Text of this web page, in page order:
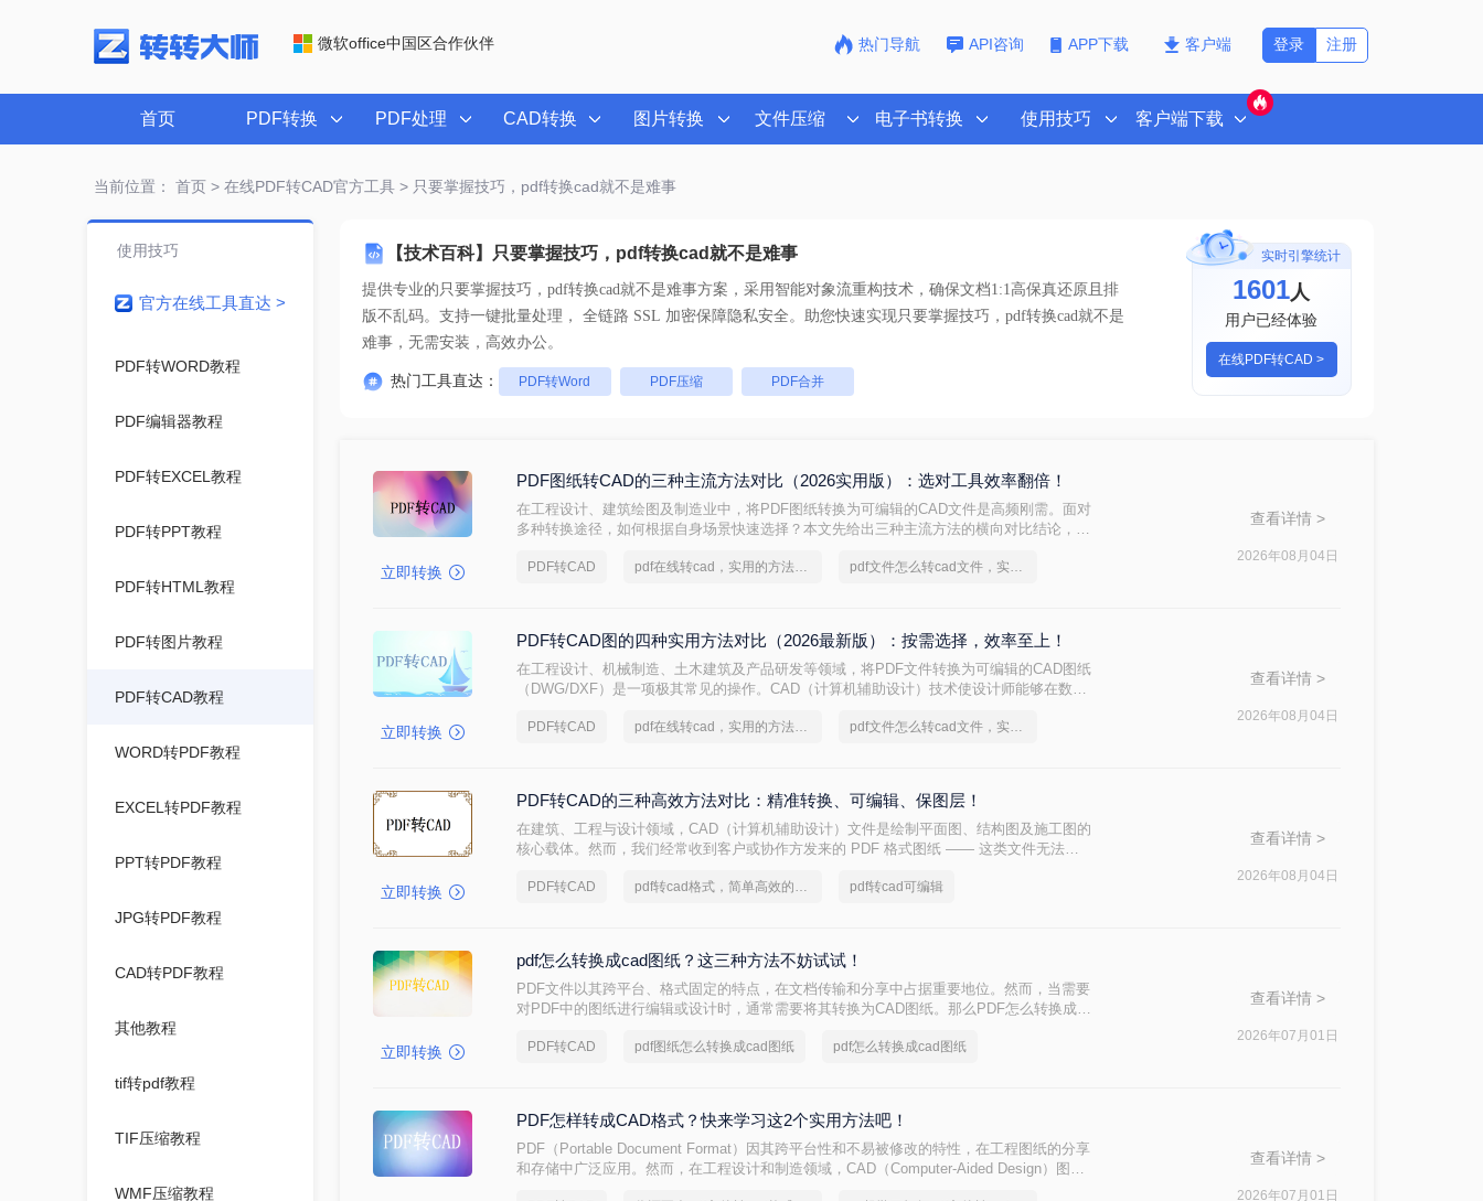
微软office中国区合作伙伴 热门导航 API咨询 APP下载 客户端 注册
登录
首页 PDF转换 PDF处理 CAD转换 图片转换 文件压缩 电子书转换 使用技巧 客户端下载
当前位置： 首页> 在线PDF转CAD官方工具> 只要掌握技巧，pdf转换cad就不是难事
【技术百科】只要掌握技巧，pdf转换cad就不是难事
提供专业的 只要掌握技巧，pdf转换cad就不是难事方案，采用智能对象流重构技术，确保文档1:1高保真还原且排
版不乱码。支持一键批量处理， 全链路 SSL 加密保障隐私安全。助您快速实现只要掌握技巧，pdf转换cad就不是
难事，无需安装，高效办公。
热门工具直达： PDF转Word PDF压缩 PDF合并
实时引擎统计
1601人
用户已经体验
在线PDF转CAD >
使用技巧
官方在线工具直达 >
PDF转WORD教程
PDF编辑器教程
PDF转EXCEL教程
PDF转PPT教程
PDF转HTML教程
PDF转图片教程
PDF转CAD教程
WORD转PDF教程
EXCEL转PDF教程
PPT转PDF教程
JPG转PDF教程
CAD转PDF教程
其他教程
tif转pdf教程
TIF压缩教程
WMF压缩教程
立即转换
PDF图纸转CAD的三种主流方法对比（2026实用版）：选对工具效率翻倍！
在工程设计、建筑绘图及制造业中，将PDF图纸转换为可编辑的CAD文件是高频刚需。面对
多种转换途径，如何根据自身场景快速选择？本文先给出三种主流方法的横向对比结论，再
PDF转CAD pdf在线转cad，实用的方法来了 pdf文件怎么转cad文件，实用方法不要错过
查看详情 >
2026年08月04日
立即转换
PDF转CAD图的四种实用方法对比（2026最新版）：按需选择，效率至上！
在工程设计、机械制造、土木建筑及产品研发等领域，将PDF文件转换为可编辑的CAD图纸
（DWG/DXF）是一项极其常见的操作。CAD（计算机辅助设计）技术使设计师能够在数字
面对不同格式、不同复杂度的PDF图纸，如何选择最合适的转换方式，直接影响工作效率和
PDF转CAD pdf在线转cad，实用的方法来了 pdf文件怎么转cad文件，实用方法不要错过
查看详情 >
2026年08月04日
立即转换
PDF转CAD的三种高效方法对比：精准转换、可编辑、保图层！
在建筑、工程与设计领域，CAD（计算机辅助设计）文件是绘制平面图、结构图及施工图的
核心载体。然而，我们经常收到客户或协作方发来的 PDF 格式图纸 —— 这类文件无法直
需。但转换质量参差不齐：有的丢失线条，有的图层混乱，甚至文字变成乱码。本文从 转
PDF转CAD pdf转cad格式，简单高效的转换方法 pdf转cad可编辑
查看详情 >
2026年08月04日
立即转换
pdf怎么转换成cad图纸？这三种方法不妨试试！
PDF文件以其跨平台、格式固定的特点，在文档传输和分享中占据重要地位。然而，当需要
对PDF中的图纸进行编辑或设计时，通常需要将其转换为CAD图纸。那么PDF怎么转换成
PDF转CAD pdf图纸怎么转换成cad图纸 pdf怎么转换成cad图纸
查看详情 >
2026年07月01日
PDF怎样转成CAD格式？快来学习这2个实用方法吧！
PDF（Portable Document Format）因其跨平台性和不易被修改的特性，在工程图纸的分享
和存储中广泛应用。然而，在工程设计和制造领域，CAD（Computer-Aided Design）图纸
查看详情 >
2026年07月01日